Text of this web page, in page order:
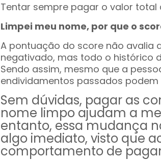
Tentar sempre pagar o valor
Limpei meu nome, por que o
A pontuação do score não avalia
negativado, mas todo o histórico
Sendo assim, mesmo que a
endividamentos passados
Sem dúvidas, pagar as
nome limpo ajudam a
entanto, essa mudança
algo imediato, visto que
comportamento de